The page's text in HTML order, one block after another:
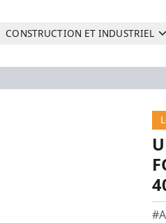
CONSTRUCTION ET INDUSTRIEL